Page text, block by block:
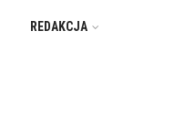
REDAKCJA